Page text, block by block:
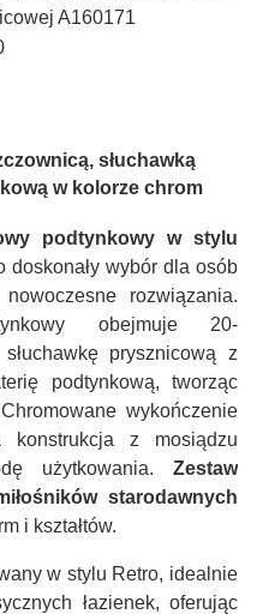
A160171
słuchawką
w kolorze chrom
podtynkowy w stylu
doskonały wybór dla osób
rozwiązania.
obejmuje 20-
prysznicową z
podtynkową, tworząc
wykończenie
z mosiądzu
użytkowania. Zestaw
starodawnych
i kształtów.
w stylu Retro, idealnie
łazienek, oferując